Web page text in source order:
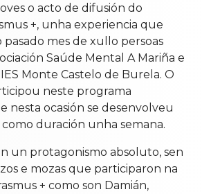
o acto de difusión do
+, unha experiencia que
mes de xullo persoas
Saúde Mental A Mariña e
Monte Castelo de Burela. O
neste programa
nesta ocasión se desenvolveu
duración unha semana.
un protagonismo absoluto, sen
e mozas que participaron na
+ como son Damián,